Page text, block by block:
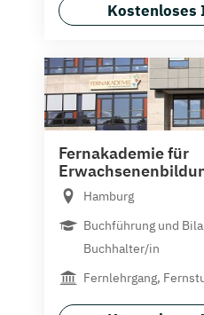
Fernakademie für
Hamburg
Buchführung und
Buchhalter/in
Fernlehrgang,